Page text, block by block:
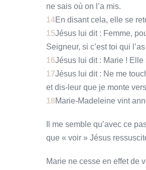
ne sais où on l’a mis.
14En disant cela, elle se
15Jésus lui dit : Femme,
Seigneur, si c’est toi qui
16Jésus lui dit : Marie ! Elle
17Jésus lui dit : Ne me
et dis-leur que je monte
18Marie-Madeleine vint
Il me semble qu’avec ce
que « voir » Jésus
Marie ne cesse en effet de